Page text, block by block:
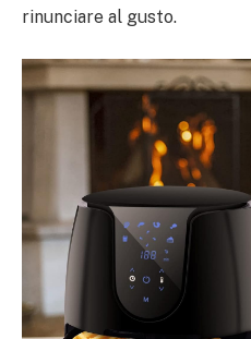
rinunciare al gusto.